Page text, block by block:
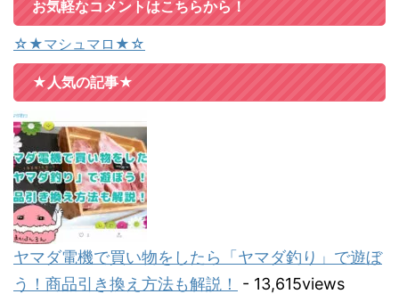
お気軽なコメントはこちらから！
☆★マシュマロ★☆
★人気の記事★
ヤマダ電機で買い物をしたら「ヤマダ釣り」で遊ぼ
う！商品引き換え方法も解説！
- 13,615views